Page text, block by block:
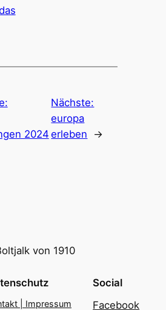
2024
Nächste:
europa
erleben
→
von 1910
| Impressum
Social
Facebook